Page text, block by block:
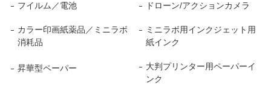
フイルム／電池 ドローン/アクションカメラ
カラー印画紙薬品／ミニラボ
消耗品
ミニラボ用インクジェット用
紙インク
昇華型ペーパー
大判プリンター用ペーパーイ
ンク